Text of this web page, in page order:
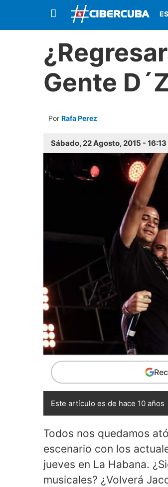
Gente
Por Rafa Perez
Sábado, 22 Agosto, 2015 - 16:13
Este artículo es de hace 10 años
Todos nos quedamos
escenario con los
jueves en La Habana.
musicales? ¿Volverá